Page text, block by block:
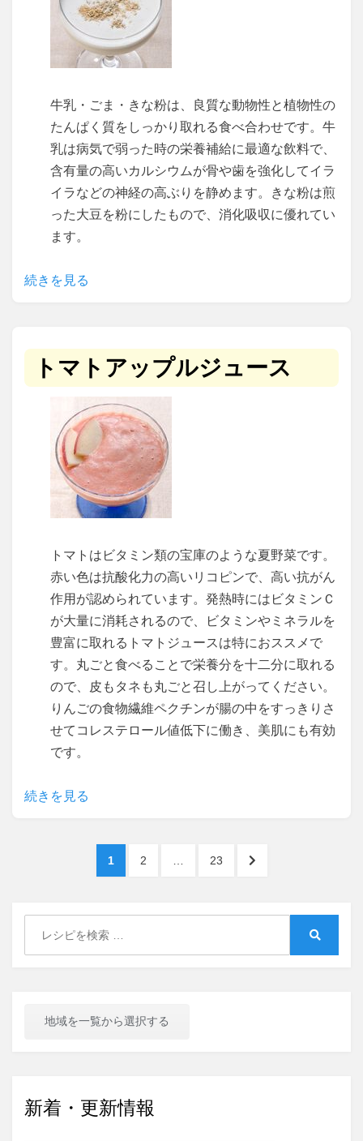
牛乳・ごま・きな粉は、良質な動物性と植物性の
たんぱく質をしっかり取れる食べ合わせです。牛
乳は病気で弱った時の栄養補給に最適な飲料で、
含有量の高いカルシウムが骨や歯を強化してイラ
イラなどの神経の高ぶりを静めます。きな粉は煎
った大豆を粉にしたもので、消化吸収に優れてい
ます。
続きを見る
トマトアップルジュース
トマトはビタミン類の宝庫のような夏野菜です。
赤い色は抗酸化力の高いリコピンで、高い抗がん
作用が認められています。発熱時にはビタミンＣ
が大量に消耗されるので、ビタミンやミネラルを
豊富に取れるトマトジュースは特におススメで
す。丸ごと食べることで栄養分を十二分に取れる
ので、皮もタネも丸ごと召し上がってください。
りんごの食物繊維ペクチンが腸の中をすっきりさ
せてコレステロール値低下に働き、美肌にも有効
です。
続きを見る
ゲ
PAGE
1 PAGE
2 PAGE
23
NEXT
地域を一覧から選択する
新着・更新情報